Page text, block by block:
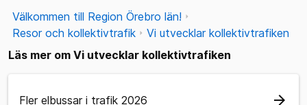
Välkommen till Region Örebro län!
Resor och kollektivtrafik
Vi utvecklar kollektivtrafiken
Läs mer om Vi utvecklar kollektivtrafiken
Fler elbussar i trafik 2026 arrow_forward